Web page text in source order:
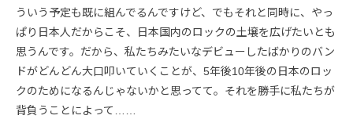
ういう予定も既に組んでるんですけど、でもそれと同時に、やっ
ぱり日本人だからこそ、日本国内のロックの土壌を広げたいとも
思うんです。だから、私たちみたいなデビューしたばかりのバン
ドがどんどん大口叩いていくことが、5年後10年後の日本のロッ
クのためになるんじゃないかと思ってて。それを勝手に私たちが
背負うことによって……